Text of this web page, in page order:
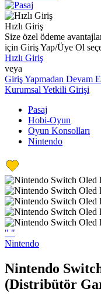
Hızlı Giriş
Size özel ödeme
için Giriş Yap/Üye Ol
Hızlı Giriş
veya
Giriş Yapmadan Devam
Kurumsal Yetkili Girişi
Pasaj
Hobi-Oyun
Oyun Konsolları
Nintendo
" "
Nintendo
Nintendo
(Distribütör